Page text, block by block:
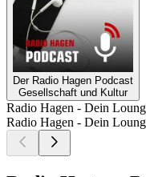
Der Radio Hagen Podcast
Gesellschaft und Kultur
Radio Hagen - Dein
Radio Hagen - Dein